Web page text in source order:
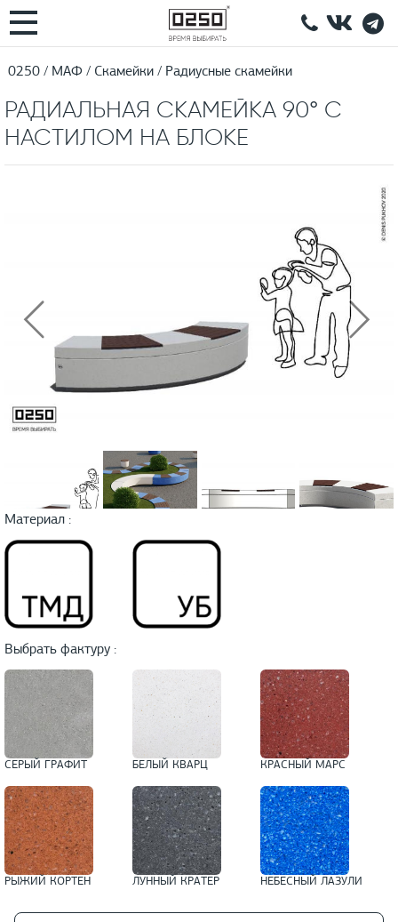
0250 МАФ Скамейки Радиусные скамейки
РАДИАЛЬНАЯ СКАМЕЙКА 90° С
НАСТИЛОМ НА БЛОКЕ
Материал :
Выбрать фактуру :
СЕРЫЙ ГРАФИТ БЕЛЫЙ КВАРЦ КРАСНЫЙ МАРС
РЫЖИЙ КОРТЕН ЛУННЫЙ КРАТЕР НЕБЕСНЫЙ ЛАЗУЛИ